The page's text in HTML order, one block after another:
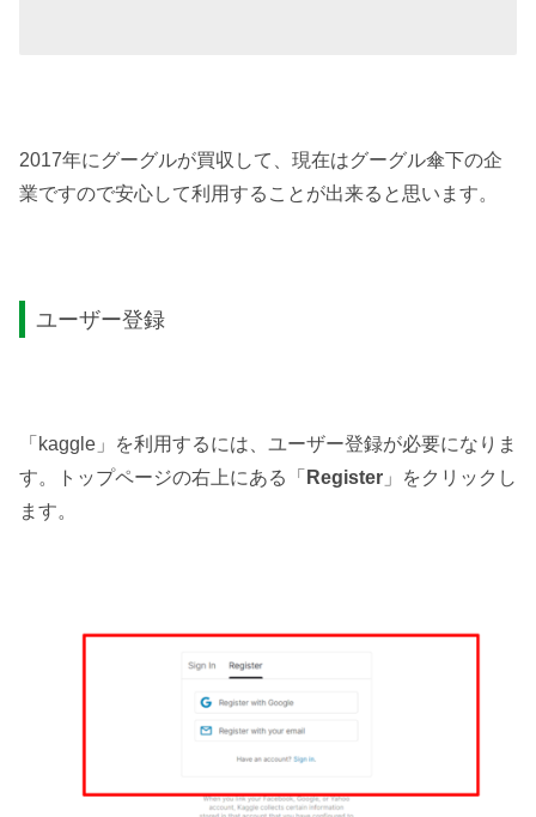
2017年にグーグルが買収して、現在はグーグル傘下の企
業ですので安心して利用することが出来ると思います。
ユーザー登録
「kaggle」を利用するには、ユーザー登録が必要になりま
す。トップページの右上にある「 Register 」をクリックし
ます。